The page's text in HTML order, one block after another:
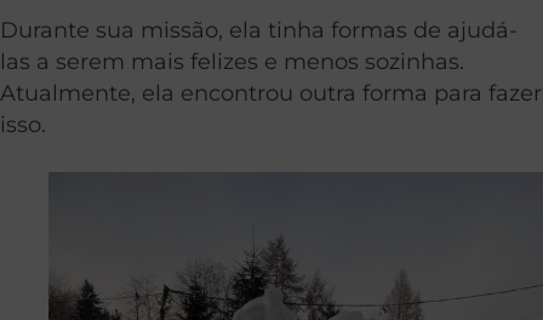
Durante sua missão, ela tinha formas de ajudá-
las a serem mais felizes e menos sozinhas.
Atualmente, ela encontrou outra forma para fazer
isso.